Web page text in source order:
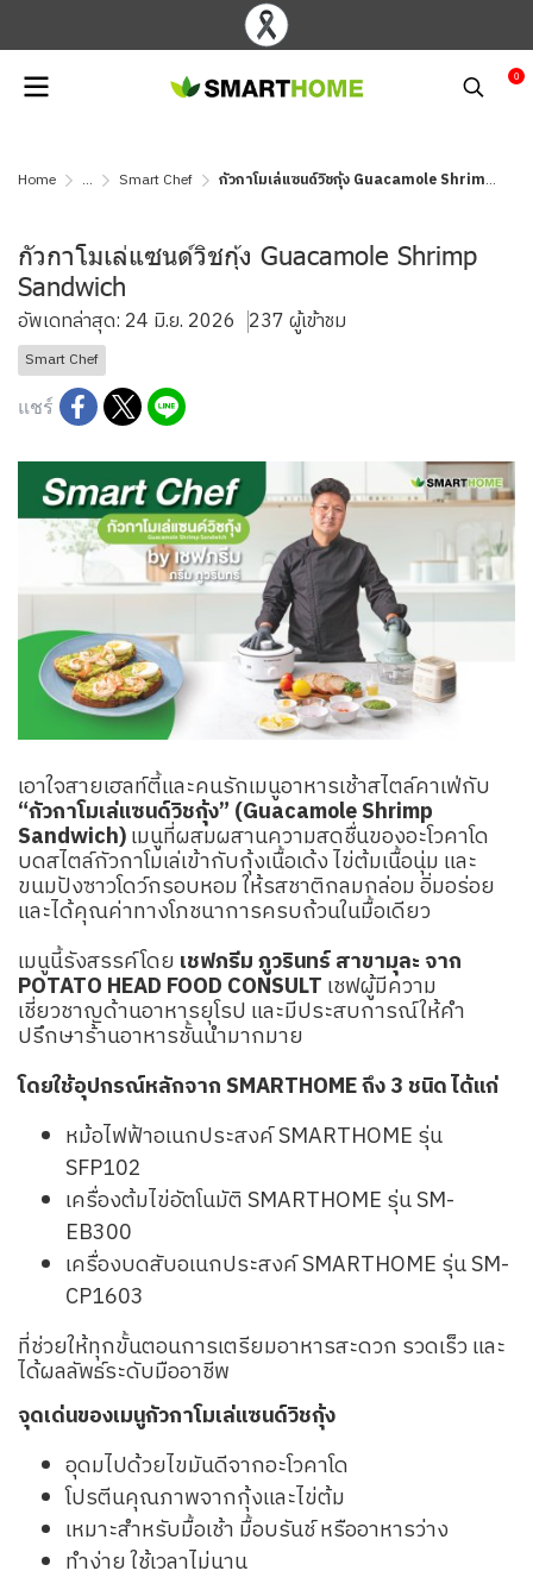
0
Home ... Smart Chef กัวกาโมเล่แซนด์วิชกุ้ง Guacamole Shrimp Sandwich
กัวกาโมเล่แซนด์วิชกุ้ง Guacamole Shrimp
Sandwich
อัพเดทล่าสุด: 24 มิ.ย. 2026 237 ผู้เข้าชม
Smart Chef
แชร์
เอาใจสายเฮลท์ตี้และคนรักเมนูอาหารเช้าสไตล์คาเฟ่กับ
“กัวกาโมเล่แซนด์วิชกุ้ง” (Guacamole Shrimp
Sandwich)เมนูที่ผสมผสานความสดชื่นของอะโวคาโด
บดสไตล์กัวกาโมเล่เข้ากับกุ้งเนื้อเด้ง ไข่ต้มเนื้อนุ่ม และ
ขนมปังซาวโดว์กรอบหอม ให้รสชาติกลมกล่อม อิ่มอร่อย
และได้คุณค่าทางโภชนาการครบถ้วนในมื้อเดียว
เมนูนี้รังสรรค์โดย เชฟภรีม ภูวรินทร์ สาขามุละ จาก
POTATO HEAD FOOD CONSULT เชฟผู้มีความ
เชี่ยวชาญด้านอาหารยุโรป และมีประสบการณ์ให้คำ
ปรึกษาร้านอาหารชั้นนำมากมาย
โดยใช้อุปกรณ์หลักจาก SMARTHOME ถึง 3 ชนิด ได้แก่
หม้อไฟฟ้าอเนกประสงค์ SMARTHOME รุ่น
SFP102
เครื่องต้มไข่อัตโนมัติ SMARTHOME รุ่น SM-
EB300
เครื่องบดสับอเนกประสงค์ SMARTHOME รุ่น SM-
CP1603
ที่ช่วยให้ทุกขั้นตอนการเตรียมอาหารสะดวก รวดเร็ว และ
ได้ผลลัพธ์ระดับมืออาชีพ
จุดเด่นของเมนูกัวกาโมเล่แซนด์วิชกุ้ง
อุดมไปด้วยไขมันดีจากอะโวคาโด
โปรตีนคุณภาพจากกุ้งและไข่ต้ม
เหมาะสำหรับมื้อเช้า มื้อบรันช์ หรืออาหารว่าง
ทำง่าย ใช้เวลาไม่นาน